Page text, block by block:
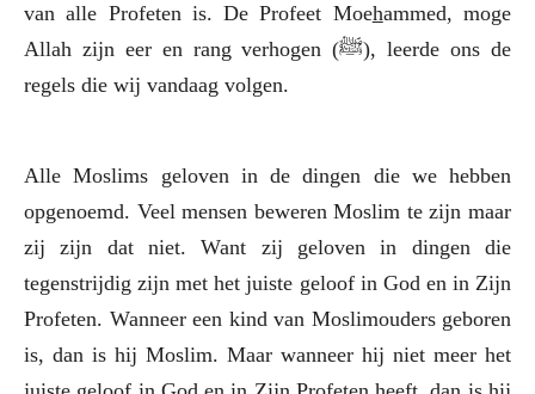
van alle Profeten is. De Profeet Moehammed, moge
Allah zijn eer en rang verhogen (ﷺ), leerde ons de
regels die wij vandaag volgen.
Alle Moslims geloven in de dingen die we hebben
opgenoemd. Veel mensen beweren Moslim te zijn maar
zij zijn dat niet. Want zij geloven in dingen die
tegenstrijdig zijn met het juiste geloof in God en in Zijn
Profeten. Wanneer een kind van Moslimouders geboren
is, dan is hij Moslim. Maar wanneer hij niet meer het